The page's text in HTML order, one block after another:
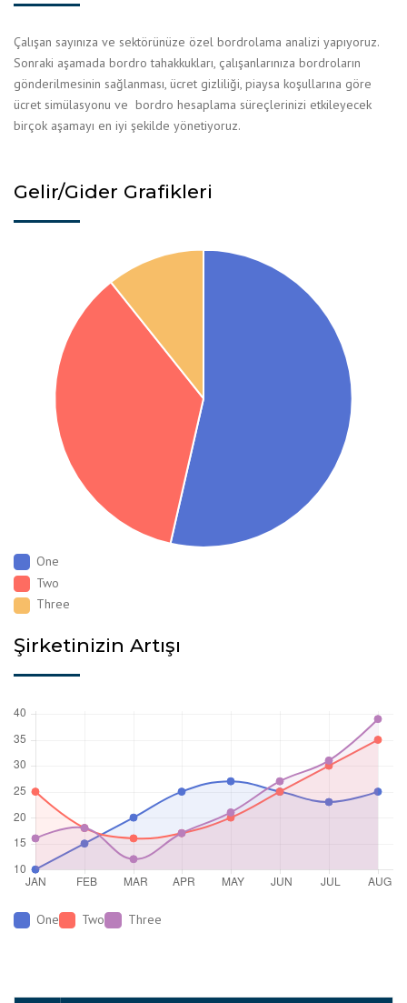
Çalışan sayınıza ve sektörünüze özel bordrolama analizi yapıyoruz.
Sonraki aşamada bordro tahakkukları, çalışanlarınıza bordroların
gönderilmesinin sağlanması, ücret gizliliği, piaysa koşullarına göre
ücret simülasyonu ve bordro hesaplama süreçlerinizi etkileyecek
birçok aşamayı en iyi şekilde yönetiyoruz.
Gelir/Gider Grafikleri
One
Two
Three
Şirketinizin Artışı
One Two Three